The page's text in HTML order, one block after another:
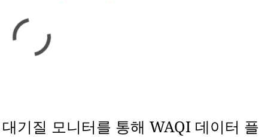
대기질 모니터를 통해 WAQI 데이터 플